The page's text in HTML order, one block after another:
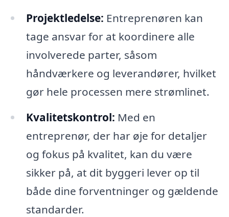
Projektledelse: Entreprenøren kan
tage ansvar for at koordinere alle
involverede parter, såsom
håndværkere og leverandører, hvilket
gør hele processen mere strømlinet.
Kvalitetskontrol: Med en
entreprenør, der har øje for detaljer
og fokus på kvalitet, kan du være
sikker på, at dit byggeri lever op til
både dine forventninger og gældende
standarder.